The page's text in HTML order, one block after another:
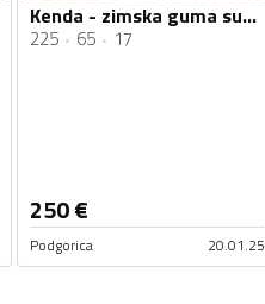
Kenda - zimska guma suv - Zimska guma
225 65 17
250€
Podgorica 20.01.25